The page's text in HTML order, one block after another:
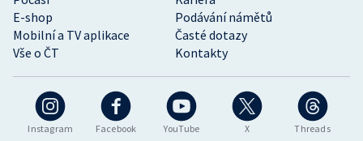
Instagram Facebook YouTube X Threads
E-shop
Podávání námětů
Mobilní a TV aplikace
Časté dotazy
Vše o ČT
Kontakty